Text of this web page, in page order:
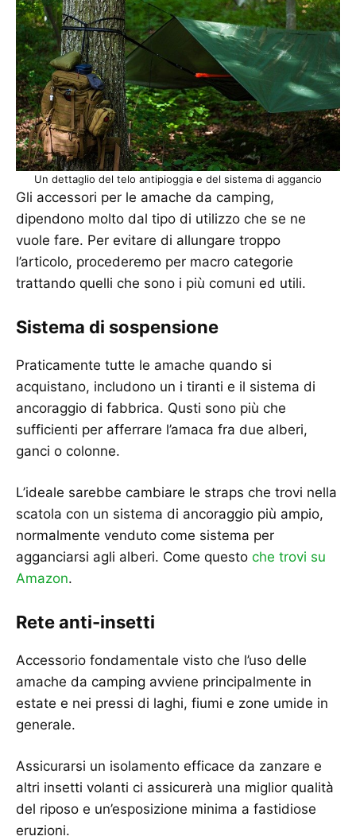
Un dettaglio del telo antipioggia e del sistema di aggancio
Gli accessori per le amache da camping,
dipendono molto dal tipo di utilizzo che se ne
vuole fare. Per evitare di allungare troppo
l’articolo, procederemo per macro categorie
trattando quelli che sono i più comuni ed utili.
Sistema di sospensione
Praticamente tutte le amache quando si
acquistano, includono un i tiranti e il sistema di
ancoraggio di fabbrica. Qusti sono più che
sufficienti per afferrare l’amaca fra due alberi,
ganci o colonne.
L’ideale sarebbe cambiare le straps che trovi nella
scatola con un sistema di ancoraggio più ampio,
normalmente venduto come sistema per
agganciarsi agli alberi. Come questo che trovi su
Amazon.
Rete anti-insetti
Accessorio fondamentale visto che l’uso delle
amache da camping avviene principalmente in
estate e nei pressi di laghi, fiumi e zone umide in
generale.
Assicurarsi un isolamento efficace da zanzare e
altri insetti volanti ci assicurerà una miglior qualità
del riposo e un’esposizione minima a fastidiose
eruzioni.